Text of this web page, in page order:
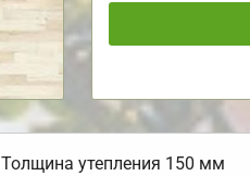
Толщина утепления 150 мм